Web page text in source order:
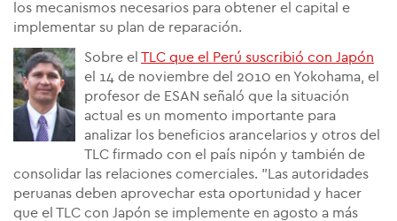
los mecanismos necesarios para obtener el capital e
implementar su plan de reparación.
Sobre el TLC que el Perú suscribió con Japón
el 14 de noviembre del 2010 en Yokohama, el
profesor de ESAN señaló que la situación
actual es un momento importante para
analizar los beneficios arancelarios y otros del
TLC firmado con el país nipón y también de
consolidar las relaciones comerciales. "Las autoridades
peruanas deben aprovechar esta oportunidad y hacer
que el TLC con Japón se implemente en agosto a más